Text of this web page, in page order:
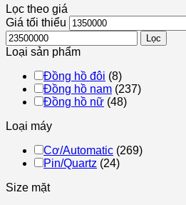
Lọc theo giá
Giá tối thiểu
Lọc
Loại sản phẩm
Đồng hồ đôi (8)
Đồng hồ nam (237)
Đồng hồ nữ (48)
Loại máy
Cơ/Automatic (269)
Pin/Quartz (24)
Size mặt